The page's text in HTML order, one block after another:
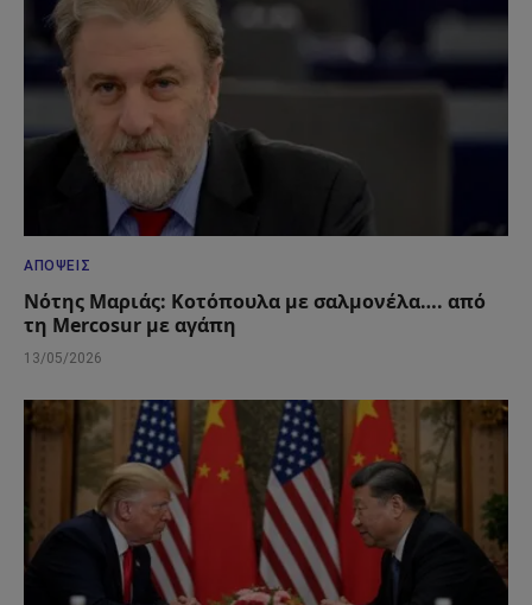
ΑΠΌΨΕΙΣ
Νότης Μαριάς: Κοτόπουλα με σαλμονέλα…. από
τη Mercosur με αγάπη
13/05/2026